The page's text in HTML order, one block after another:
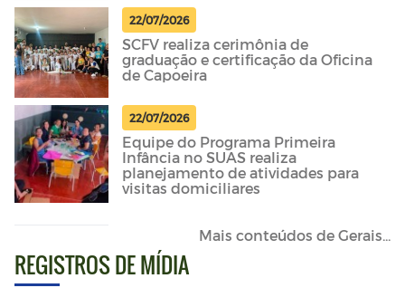
22/07/2026
SCFV realiza cerimônia de
graduação e certificação da Oficina
de Capoeira
22/07/2026
Equipe do Programa Primeira
Infância no SUAS realiza
planejamento de atividades para
visitas domiciliares
Mais conteúdos de Gerais...
REGISTROS DE MÍDIA